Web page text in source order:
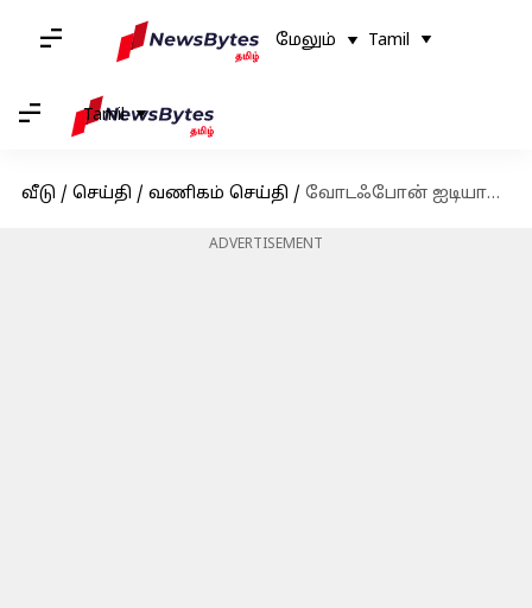
மேலும் Tamil
Tamil
வீடு / செய்தி / வணிகம் செய்தி / வோடஃபோன் ஐடியாவுக்கு நிம்மதி; AGR நிலுவைத் தொகையைக் குறைப்பது குறித்து மறுபரிசீலனை செய்ய உச்ச நீதிமன்றம் அனுமதி
ADVERTISEMENT